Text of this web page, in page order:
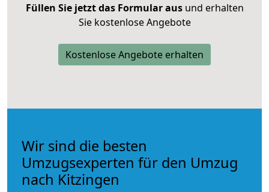
Füllen Sie jetzt das Formular ausund erhalten
Sie kostenlose Angebote
Kostenlose Angebote erhalten
Wir sind die besten
Umzugsexperten für den Umzug
nach Kitzingen